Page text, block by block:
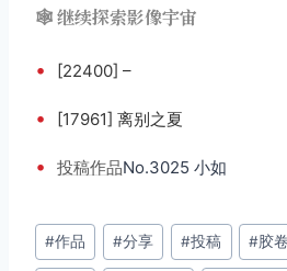
🕸️ 继续探索影像宇宙
• [22400] –
• [17961] 离别之夏
• 投稿作品No.3025 小如
文
章
#作品 #分享 #投稿 #胶卷